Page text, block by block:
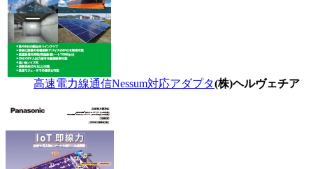
高速電力線通信Nessum対応アダプタ(株)ヘルヴェチア